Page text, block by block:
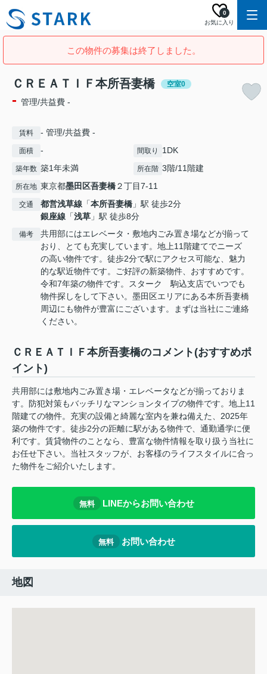
お気に入り
0
この物件の募集は終了しました。
ＣＲＥＡＴＩＦ本所吾妻橋 空室0
- 管理/共益費 -
賃料 - 管理/共益費 -
面積 - 間取り 1DK
築年数 築1年未満 所在階 3階/11階建
所在地 東京都墨田区吾妻橋２丁目7-11
交通 都営浅草線 「本所吾妻橋 」駅 徒歩2分
銀座線 「浅草 」駅 徒歩8分
備考
共用部にはエレベータ・敷地内ごみ置き場などが揃って
おり、とても充実しています。地上11階建てでニーズ
の高い物件です。徒歩2分で駅にアクセス可能な、魅力
的な駅近物件です。ご好評の新築物件、おすすめです。
令和7年築の物件です。スターク 駒込支店でいつでも
物件探しをして下さい。墨田区エリアにある本所吾妻橋
周辺にも物件が豊富にございます。まずは当社にご連絡
ください。
ＣＲＥＡＴＩＦ本所吾妻橋のコメント(おすすめポ
イント)
共用部には敷地内ごみ置き場・エレベータなどが揃っておりま
す。防犯対策もバッチリなマンションタイプの物件です。地上11
階建ての物件。充実の設備と綺麗な室内を兼ね備えた、2025年
築の物件です。徒歩2分の距離に駅がある物件で、通勤通学に便
利です。賃貸物件のことなら、豊富な物件情報を取り扱う当社に
お任せ下さい。当社スタッフが、お客様のライフスタイルに合っ
た物件をご紹介いたします。
無料 LINEからお問い合わせ
無料 お問い合わせ
地図